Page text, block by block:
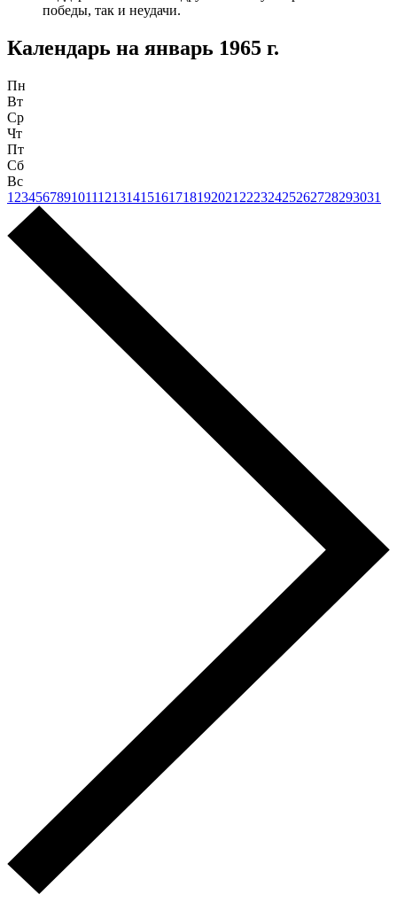
победы, так и неудачи.
Календарь на январь 1965 г.
Пн
Вт
Ср
Чт
Пт
Сб
Вс
1 23456789101112131415161718192021 22232425262728293031